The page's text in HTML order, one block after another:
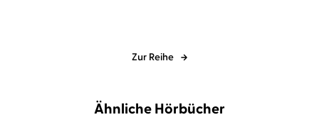
Zur Reihe
Ähnliche Hörbücher